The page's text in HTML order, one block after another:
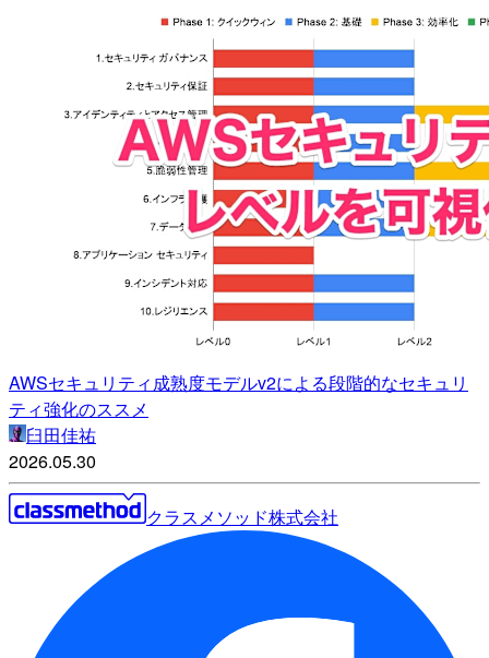
AWSセキュリティ成熟度モデルv2による段階的なセキュリ
ティ強化のススメ
臼田佳祐
2026.05.30
クラスメソッド株式会社